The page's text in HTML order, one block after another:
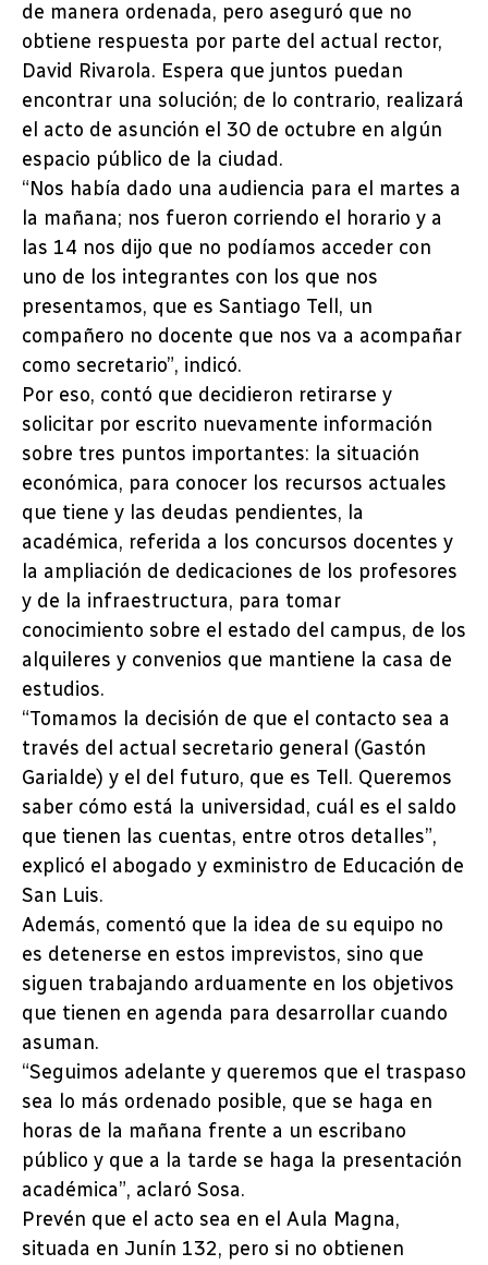
de manera ordenada, pero aseguró que no
obtiene respuesta por parte del actual rector,
David Rivarola. Espera que juntos puedan
encontrar una solución; de lo contrario, realizará
el acto de asunción el 30 de octubre en algún
espacio público de la ciudad.
“Nos había dado una audiencia para el martes a
la mañana; nos fueron corriendo el horario y a
las 14 nos dijo que no podíamos acceder con
uno de los integrantes con los que nos
presentamos, que es Santiago Tell, un
compañero no docente que nos va a acompañar
como secretario”, indicó.
Por eso, contó que decidieron retirarse y
solicitar por escrito nuevamente información
sobre tres puntos importantes: la situación
económica, para conocer los recursos actuales
que tiene y las deudas pendientes, la
académica, referida a los concursos docentes y
la ampliación de dedicaciones de los profesores
y de la infraestructura, para tomar
conocimiento sobre el estado del campus, de los
alquileres y convenios que mantiene la casa de
estudios.
“Tomamos la decisión de que el contacto sea a
través del actual secretario general (Gastón
Garialde) y el del futuro, que es Tell. Queremos
saber cómo está la universidad, cuál es el saldo
que tienen las cuentas, entre otros detalles”,
explicó el abogado y exministro de Educación de
San Luis.
Además, comentó que la idea de su equipo no
es detenerse en estos imprevistos, sino que
siguen trabajando arduamente en los objetivos
que tienen en agenda para desarrollar cuando
asuman.
“Seguimos adelante y queremos que el traspaso
sea lo más ordenado posible, que se haga en
horas de la mañana frente a un escribano
público y que a la tarde se haga la presentación
académica”, aclaró Sosa.
Prevén que el acto sea en el Aula Magna,
situada en Junín 132, pero si no obtienen